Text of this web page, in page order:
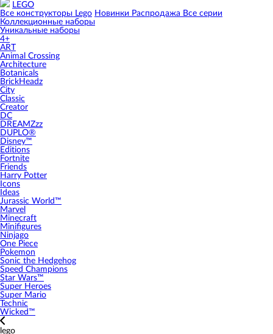
LEGO
Все конструкторы Lego Новинки Распродажа Все серии
Коллекционные наборы
Уникальные наборы
4+
ART
Animal Crossing
Architecture
Botanicals
BrickHeadz
City
Classic
Creator
DC
DREAMZzz
DUPLO®
Disney™
Editions
Fortnite
Friends
Harry Potter
Icons
Ideas
Jurassic World™
Marvel
Minecraft
Minifigures
Ninjago
One Piece
Pokemon
Sonic the Hedgehog
Speed Champions
Star Wars™
Super Heroes
Super Mario
Technic
Wicked™
lego